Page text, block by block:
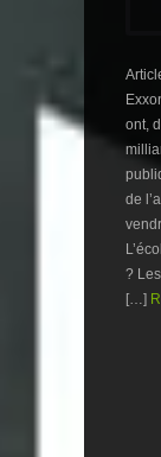
ont,
de
?
[…]